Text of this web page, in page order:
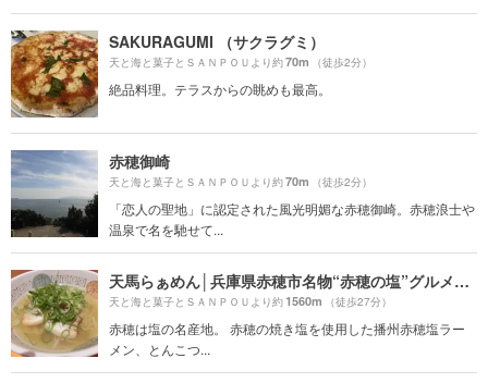
SAKURAGUMI （サクラグミ）
天と海と菓子とＳＡＮＰＯＵより約70m （徒歩2分）
絶品料理。テラスからの眺めも最高。
赤穂御崎
天と海と菓子とＳＡＮＰＯＵより約70m （徒歩2分）
「恋人の聖地」に認定された風光明媚な赤穂御崎。赤穂浪士や
温泉で名を馳せて...
天馬らぁめん│兵庫県赤穂市名物“赤穂の塩”グルメ│塩ラーメン│ランチ
天と海と菓子とＳＡＮＰＯＵより約1560m （徒歩27分）
赤穂は塩の名産地。 赤穂の焼き塩を使用した播州赤穂塩ラー
メン、とんこつ...